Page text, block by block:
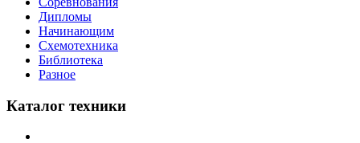
Дипломы
Начинающим
Схемотехника
Библиотека
Разное
Каталог техники